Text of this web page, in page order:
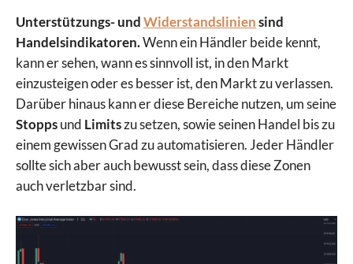
Unterstützungs- undWiderstandsliniensind
Handelsindikatoren.Wenn ein Händler beide kennt,
kann er sehen, wann es sinnvoll ist, in den Markt
einzusteigen oder es besser ist, den Markt zu verlassen.
Darüber hinaus kann er diese Bereiche nutzen, um seine
Stoppsund Limitszu setzen, sowie seinen Handel bis zu
einem gewissen Grad zu automatisieren. Jeder Händler
sollte sich aber auch bewusst sein, dass diese Zonen
auch verletzbar sind.